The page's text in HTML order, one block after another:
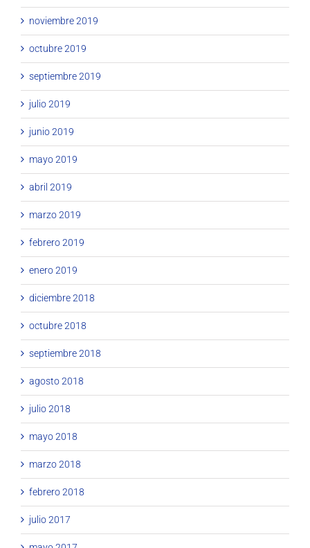
noviembre 2019
octubre 2019
septiembre 2019
julio 2019
junio 2019
mayo 2019
abril 2019
marzo 2019
febrero 2019
enero 2019
diciembre 2018
octubre 2018
septiembre 2018
agosto 2018
julio 2018
mayo 2018
marzo 2018
febrero 2018
julio 2017